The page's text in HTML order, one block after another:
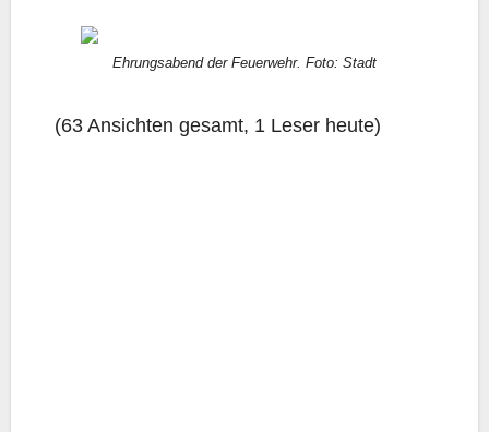
Ehrungs­abend der Feu­er­wehr. Foto: Stadt
(63 Ansich­ten gesamt, 1 Leser heute)